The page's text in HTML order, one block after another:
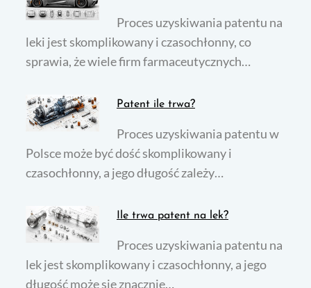
Proces uzyskiwania patentu na
leki jest skomplikowany i czasochłonny, co
sprawia, że wiele firm farmaceutycznych…
Patent ile trwa?
Proces uzyskiwania patentu w
Polsce może być dość skomplikowany i
czasochłonny, a jego długość zależy…
Ile trwa patent na lek?
Proces uzyskiwania patentu na
lek jest skomplikowany i czasochłonny, a jego
długość może się znacznie…